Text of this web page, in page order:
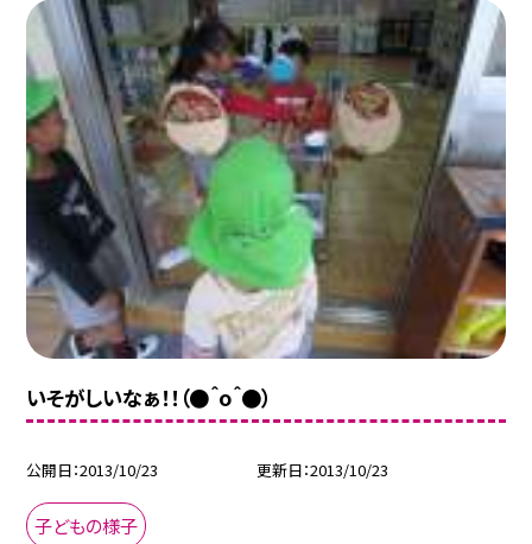
いそがしいなぁ！！（●＾o＾●）
公開日 2013/10/23 更新日 2013/10/23
子どもの様子